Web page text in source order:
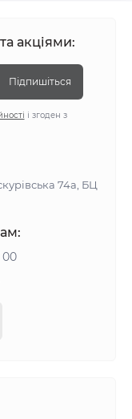
акціями:
Підпишіться
і згоден з
74а, БЦ
00